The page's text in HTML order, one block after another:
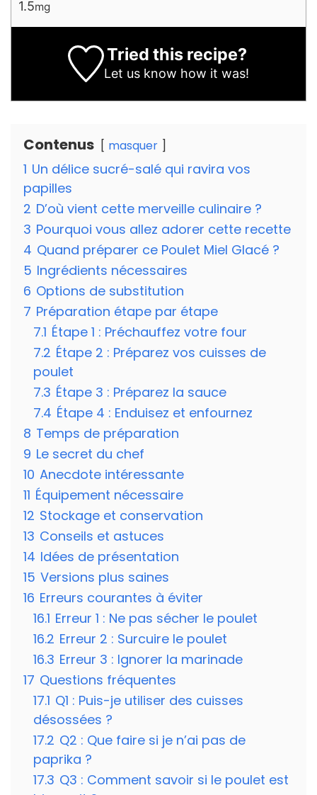
1.5mg
Tried this recipe?
Let us know how it was!
Contenus masquer
1 Un délice sucré-salé qui ravira vos
papilles
2 D’où vient cette merveille culinaire ?
3 Pourquoi vous allez adorer cette recette
4 Quand préparer ce Poulet Miel Glacé ?
5 Ingrédients nécessaires
6 Options de substitution
7 Préparation étape par étape
7.1 Étape 1 : Préchauffez votre four
7.2 Étape 2 : Préparez vos cuisses de
poulet
7.3 Étape 3 : Préparez la sauce
7.4 Étape 4 : Enduisez et enfournez
8 Temps de préparation
9 Le secret du chef
10 Anecdote intéressante
11 Équipement nécessaire
12 Stockage et conservation
13 Conseils et astuces
14 Idées de présentation
15 Versions plus saines
16 Erreurs courantes à éviter
16.1 Erreur 1 : Ne pas sécher le poulet
16.2 Erreur 2 : Surcuire le poulet
16.3 Erreur 3 : Ignorer la marinade
17 Questions fréquentes
17.1 Q1 : Puis-je utiliser des cuisses
désossées ?
17.2 Q2 : Que faire si je n’ai pas de
paprika ?
17.3 Q3 : Comment savoir si le poulet est